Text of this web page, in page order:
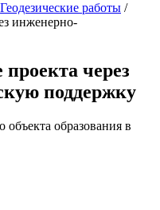
Геодезические работы /
инженерно-
через
поддержку
образования в